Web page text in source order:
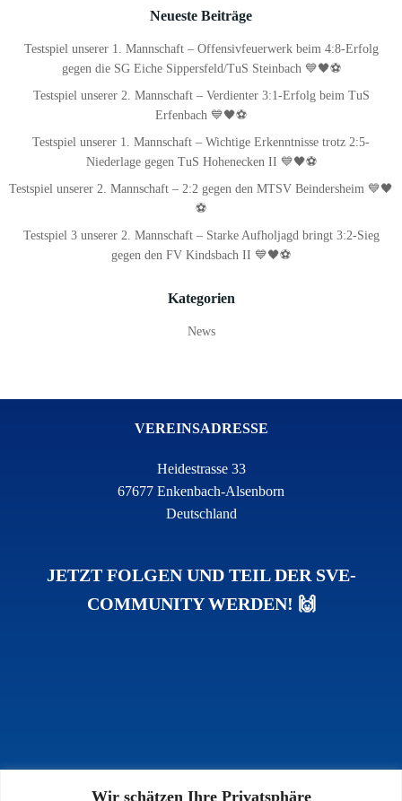
Wir schätzen Ihre Privatsphäre
Neueste Beiträge
Testspiel unserer 1. Mannschaft – Offensivfeuerwerk beim 4:8-Erfolg
gegen die SG Eiche Sippersfeld/TuS Steinbach 💙🖤⚽
Testspiel unserer 2. Mannschaft – Verdienter 3:1-Erfolg beim TuS
Erfenbach 💙🖤⚽
Testspiel unserer 1. Mannschaft – Wichtige Erkenntnisse trotz 2:5-
Niederlage gegen TuS Hohenecken II 💙🖤⚽
Testspiel unserer 2. Mannschaft – 2:2 gegen den MTSV Beindersheim 💙🖤
⚽
Testspiel 3 unserer 2. Mannschaft – Starke Aufholjagd bringt 3:2-Sieg
gegen den FV Kindsbach II 💙🖤⚽
Kategorien
News
VEREINSADRESSE
Heidestrasse 33
67677 Enkenbach-Alsenborn
Deutschland
JETZT FOLGEN UND TEIL DER SVE-
COMMUNITY WERDEN! 🙌